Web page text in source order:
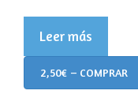
Leer más
2,50€ – COMPRAR